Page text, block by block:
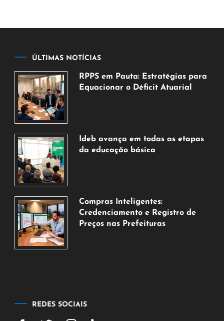
ÚLTIMAS NOTÍCIAS
RPPS em Pauta: Estratégias para
Equacionar o Déficit Atuarial
de
2026
Ideb avança em todas as etapas
da educação básica
de
2026
Compras Inteligentes:
Credenciamento e Registro de
Preços nas Prefeituras
REDES SOCIAIS